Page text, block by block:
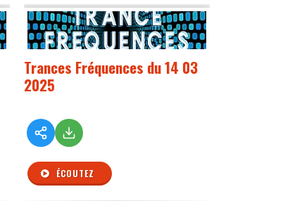
Trances Fréquences du 14 03
2025
ÉCOUTEZ